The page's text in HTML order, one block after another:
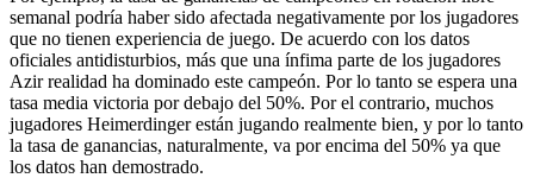
semanal podría haber sido afectada negativamente por los jugadores
que no tienen experiencia de juego. De acuerdo con los datos
oficiales antidisturbios, más que una ínfima parte de los jugadores
Azir realidad ha dominado este campeón. Por lo tanto se espera una
tasa media victoria por debajo del 50%. Por el contrario, muchos
jugadores Heimerdinger están jugando realmente bien, y por lo tanto
la tasa de ganancias, naturalmente, va por encima del 50% ya que
los datos han demostrado.